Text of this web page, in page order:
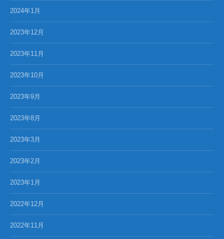
2024年1月
2023年12月
2023年11月
2023年10月
2023年9月
2023年8月
2023年3月
2023年2月
2023年1月
2022年12月
2022年11月